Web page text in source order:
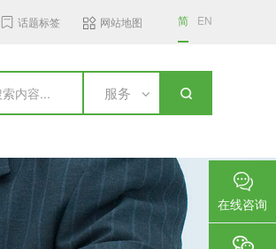
美国联邦通信委员会通过新规，要...
话题标签 网站地图 简 EN
服务
在线咨询